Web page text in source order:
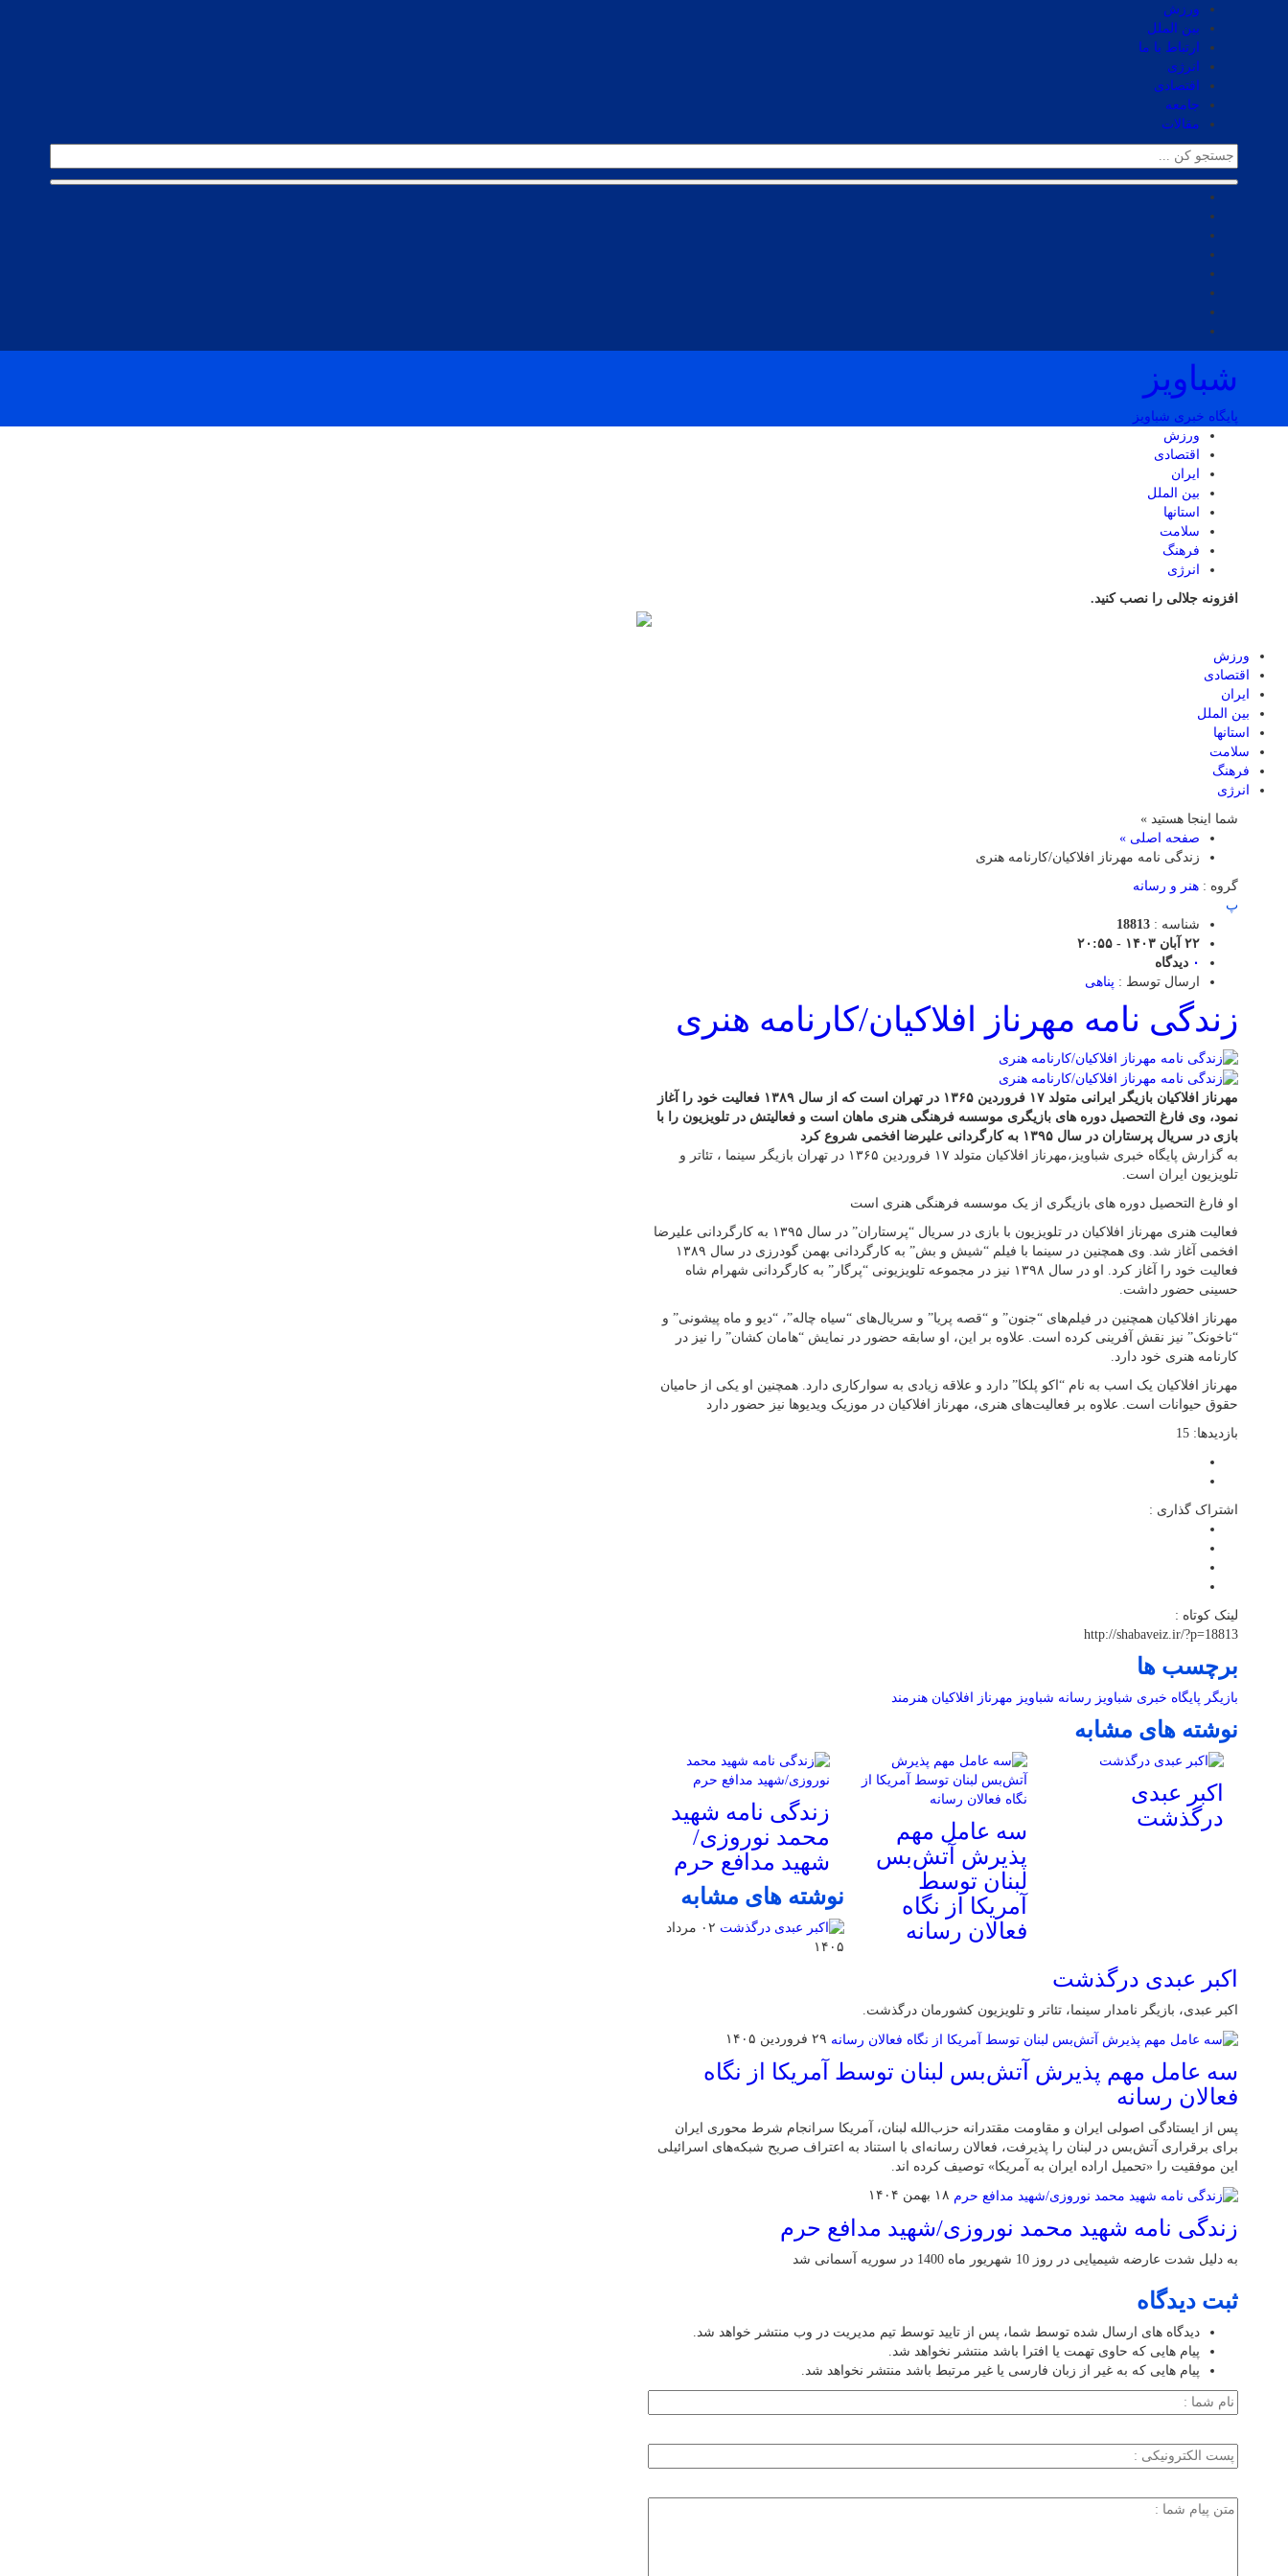
ورزش
بین الملل
ارتباط با ما
انرژی
اقتصادی
جامعه
مقالات
شباویز
پایگاه خبری شباویز
ورزش
اقتصادی
ایران
بین الملل
استانها
سلامت
فرهنگ
انرژی
افزونه جلالی را نصب کنید.
ورزش
اقتصادی
ایران
بین الملل
استانها
سلامت
فرهنگ
انرژی
شما اینجا هستید »
صفحه اصلی »
زندگی نامه مهرناز افلاکیان/کارنامه هنری
گروه : هنر و رسانه
پ
شناسه : 18813
۲۲ آبان ۱۴۰۳ - ۲۰:۵۵
۰ دیدگاه
ارسال توسط : پناهی
زندگی نامه مهرناز افلاکیان/کارنامه هنری
مهرناز افلاکیان بازیگر ایرانی متولد ۱۷ فروردین ۱۳۶۵ در تهران است که از سال ۱۳۸۹ فعالیت خود را آغاز
نمود، وی فارغ التحصیل دوره های بازیگری موسسه فرهنگی هنری ماهان است و فعالیتش در تلویزیون را با
بازی در سریال پرستاران در سال ۱۳۹۵ به کارگردانی علیرضا افخمی شروع کرد
به گزارش پایگاه خبری شباویز،مهرناز افلاکیان متولد ۱۷ فروردین ۱۳۶۵ در تهران بازیگر سینما ، تئاتر و
تلویزیون ایران است.
او فارغ التحصیل دوره های بازیگری از یک موسسه فرهنگی هنری است
فعالیت هنری مهرناز افلاکیان در تلویزیون با بازی در سریال “پرستاران” در سال ۱۳۹۵ به کارگردانی علیرضا
افخمی آغاز شد. وی همچنین در سینما با فیلم “شیش و بش” به کارگردانی بهمن گودرزی در سال ۱۳۸۹
فعالیت خود را آغاز کرد. او در سال ۱۳۹۸ نیز در مجموعه تلویزیونی “پرگار” به کارگردانی شهرام شاه
حسینی حضور داشت.
مهرناز افلاکیان همچنین در فیلم‌های “جنون” و “قصه پریا” و سریال‌های “سیاه چاله”، “دیو و ماه پیشونی” و
“ناخونک” نیز نقش آفرینی کرده است. علاوه بر این، او سابقه حضور در نمایش “هامان کشان” را نیز در
کارنامه هنری خود دارد.
مهرناز افلاکیان یک اسب به نام “اکو پلکا” دارد و علاقه زیادی به سوارکاری دارد. همچنین او یکی از حامیان
حقوق حیوانات است. علاوه بر فعالیت‌های هنری، مهرناز افلاکیان در موزیک ویدیوها نیز حضور دارد
بازدیدها: 15
اشتراک گذاری :
لینک کوتاه :
http://shabaveiz.ir/?p=18813
برچسب ها
بازیگر پایگاه خبری شباویز رسانه شباویز مهرناز افلاکیان هنرمند
نوشته های مشابه
اکبر عبدی
درگذشت
سه عامل مهم
پذیرش آتش‌بس
لبنان توسط
آمریکا از نگاه
فعالان رسانه
زندگی نامه شهید
محمد نوروزی/
شهید مدافع حرم
نوشته های مشابه
۰۲ مرداد
۱۴۰۵
اکبر عبدی درگذشت
اکبر عبدی، بازیگر نامدار سینما، تئاتر و تلویزیون کشورمان درگذشت.
۲۹ فروردین ۱۴۰۵
سه عامل مهم پذیرش آتش‌بس لبنان توسط آمریکا از نگاه
فعالان رسانه
پس از ایستادگی اصولی ایران و مقاومت مقتدرانه حزب‌الله لبنان، آمریکا سرانجام شرط محوری ایران
برای برقراری آتش‌بس در لبنان را پذیرفت، فعالان رسانه‌ای با استناد به اعتراف صریح شبکه‌های اسرائیلی
این موفقیت را «تحمیل اراده ایران به آمریکا» توصیف کرده اند.
۱۸ بهمن ۱۴۰۴
زندگی نامه شهید محمد نوروزی/شهید مدافع حرم
به دلیل شدت عارضه شیمیایی در روز 10 شهریور ماه 1400 در سوریه آسمانی شد
ثبت دیدگاه
دیدگاه های ارسال شده توسط شما، پس از تایید توسط تیم مدیریت در وب منتشر خواهد شد.
پیام هایی که حاوی تهمت یا افترا باشد منتشر نخواهد شد.
پیام هایی که به غیر از زبان فارسی یا غیر مرتبط باشد منتشر نخواهد شد.